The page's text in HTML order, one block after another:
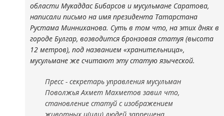
области Мукаддас Бибарсов и мусульмане Саратова,
написали письмо на имя президента Татарстана
Рустама Минниханова. Суть в том что, на этих днях в
городе Булгар, возводится бронзовая статуя (высота
12 метров), под названием «хранительница»,
мусульмане же считают эту статую языческой.
Пресс - секретарь управления мусульман
Поволжья Ахмет Махметов завил что,
становление статуй с изображением